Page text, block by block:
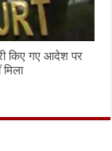
किए गए आदेश पर